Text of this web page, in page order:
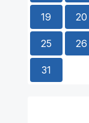
19 20
25 26
31